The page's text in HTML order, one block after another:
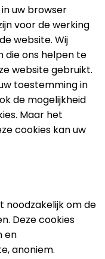
uw browser
voor de werking
website. Wij
die ons helpen te
website gebruikt.
toestemming in
de mogelijkheid
Maar het
cookies kan uw
noodzakelijk om de
Deze cookies
en
anoniem.